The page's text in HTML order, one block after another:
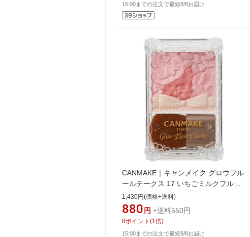
15:00までの注文で最短8/8お届け
CANMAKE｜キャンメイク グロウフル
ールチークス 17 いちごミルクフルー
ル
1,430円(価格+送料)
880 円 +送料550円
8ポイント (1 倍)
15:00までの注文で最短8/8お届け